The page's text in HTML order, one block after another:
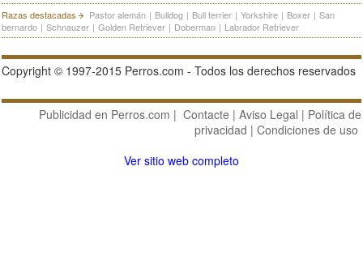
Razas destacadas
Pastor alemán | Bulldog | Bull terrier | Yorkshire | Boxer | San
bernardo | Schnauzer | Golden Retriever | Doberman | Labrador Retriever
Copyright © 1997-2015 Perros.com - Todos los derechos reservados
Publicidad en Perros.com | Contacte | Aviso Legal | Política de
privacidad | Condiciones de uso
Ver sitio web completo